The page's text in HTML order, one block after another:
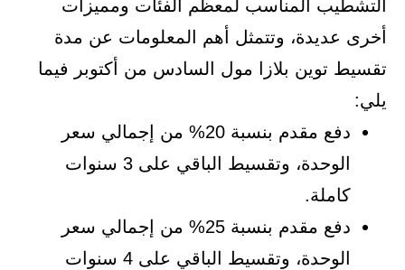
التشطيب المناسب لمعظم الفئات ومميزات
أخرى عديدة، وتتمثل أهم المعلومات عن مدة
تقسيط توين بلازا مول السادس من أكتوبر فيما
يلي:
دفع مقدم بنسبة 20% من إجمالي سعر
الوحدة، وتقسيط الباقي على 3 سنوات
كاملة.
دفع مقدم بنسبة 25% من إجمالي سعر
الوحدة، وتقسيط الباقي على 4 سنوات